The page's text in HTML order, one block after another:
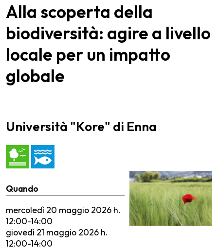
Alla scoperta della
biodiversità: agire a livello
locale per un impatto
globale
Università "Kore" di Enna
Quando
mercoledì 20 maggio 2026 h.
12:00-14:00
giovedì 21 maggio 2026 h.
12:00-14:00